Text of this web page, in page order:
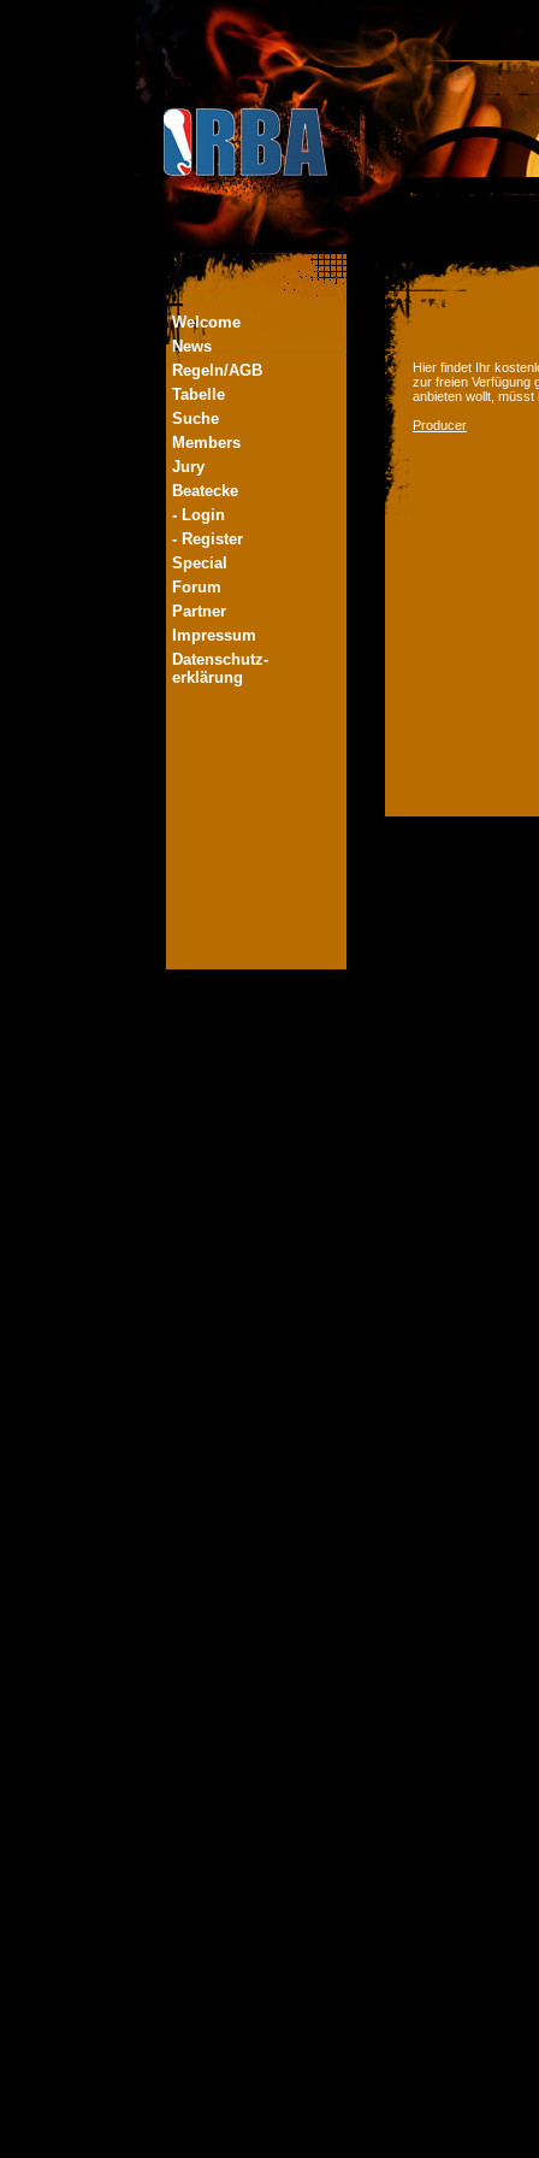
Welcome
News
Regeln/AGB
Tabelle
Suche
Members
Jury
Beatecke
- Login
- Register
Special
Forum
Partner
Impressum
Datenschutz-
erklärung
Hier findet Ihr
zur freien Verfügung
anbieten wollt,
Producer